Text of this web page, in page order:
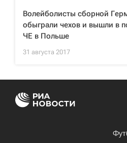
Волейболисты сборной
обыграли чехов и вышли в
ЧЕ в Польше
31 августа 2017